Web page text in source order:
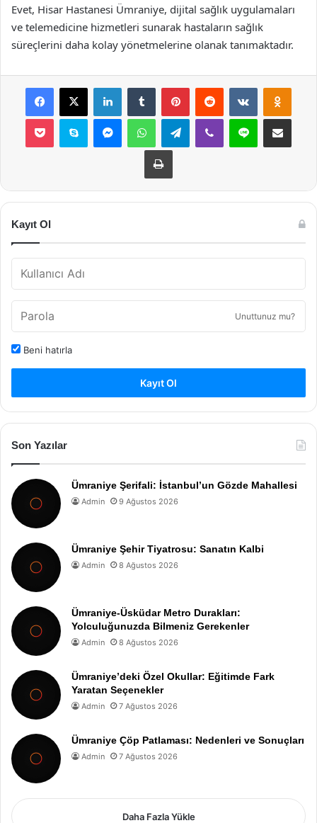
Evet, Hisar Hastanesi Ümraniye, dijital sağlık uygulamaları
ve telemedicine hizmetleri sunarak hastaların sağlık
süreçlerini daha kolay yönetmelerine olanak tanımaktadır.
Facebook
X LinkedInTumblr PinterestReddit VKontakte
Pocket Skype MessengerWhatsAppTelegramViber Line E-Posta ile
Yazdır
Kayıt Ol
Unuttunuz mu?
Beni hatırla
Kayıt Ol
Son Yazılar
Ümraniye Şerifali: İstanbul’un Gözde Mahallesi
Admin 9 Ağustos 2026
Ümraniye Şehir Tiyatrosu: Sanatın Kalbi
Admin 8 Ağustos 2026
Ümraniye-Üsküdar Metro Durakları:
Yolculuğunuzda Bilmeniz Gerekenler
Admin 8 Ağustos 2026
Ümraniye’deki Özel Okullar: Eğitimde Fark
Yaratan Seçenekler
Admin 7 Ağustos 2026
Ümraniye Çöp Patlaması: Nedenleri ve Sonuçları
Admin 7 Ağustos 2026
Daha Fazla Yükle